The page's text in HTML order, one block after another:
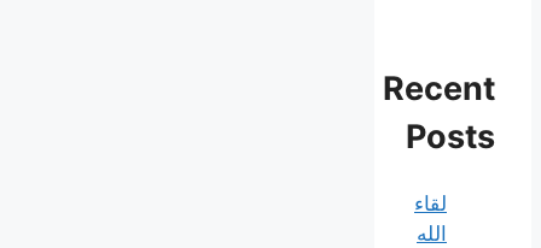
Recent
Posts
لقاء
الله